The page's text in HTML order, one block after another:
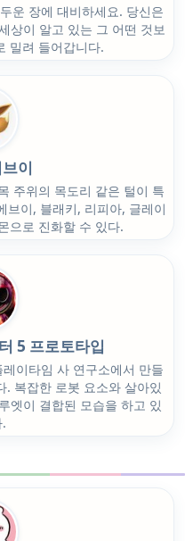
운 장에 대비하세요. 당신은
상이 알고 있는 그 어떤 것보
밀려 들어갑니다.
이
주위의 목도리 같은 털이 특
브이, 블래키, 리피아, 글레이
으로 진화할 수 있다.
5 프로토타입
이타임 사 연구소에서 만들
. 복잡한 로봇 요소와 살아있
엣이 결합된 모습을 하고 있